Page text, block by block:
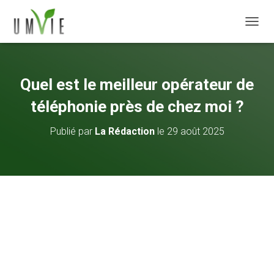
Quel est le meilleur opérateur de
téléphonie près de chez moi ?
Publié par La Rédactionle 29 août 2025